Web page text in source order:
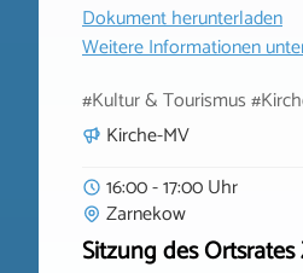
Dokument herunterladen
Weitere Informationen
#Kultur & Tourismus
Kirche-MV
16:00 - 17:00 Uhr
Zarnekow
Sitzung des